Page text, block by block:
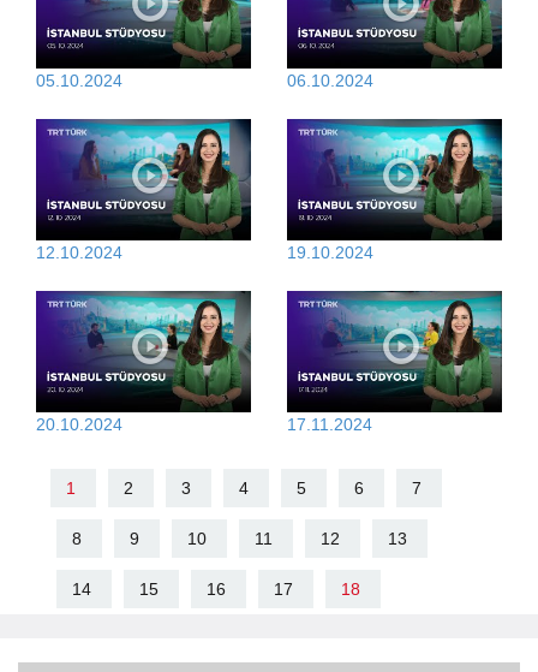
05.10.2024 06.10.2024
12.10.2024 19.10.2024
20.10.2024 17.11.2024
1 2 3 4 5 6 7
8 9 10 11 12 13
14 15 16 17 18